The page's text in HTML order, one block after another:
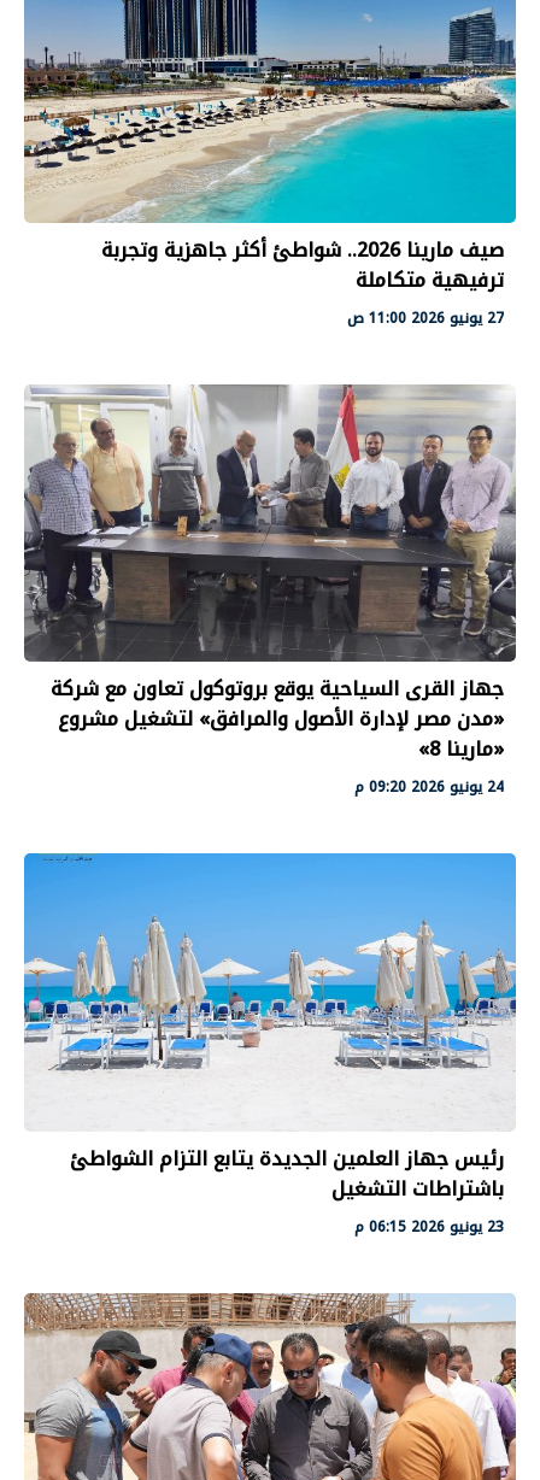
صيف مارينا 2026.. شواطئ أكثر جاهزية وتجربة
ترفيهية متكاملة
27 يونيو 2026 11:00 ص
جهاز القرى السياحية يوقع بروتوكول تعاون مع شركة
«مدن مصر لإدارة الأصول والمرافق» لتشغيل مشروع
«مارينا 8»
24 يونيو 2026 09:20 م
رئيس جهاز العلمين الجديدة يتابع التزام الشواطئ
باشتراطات التشغيل
23 يونيو 2026 06:15 م